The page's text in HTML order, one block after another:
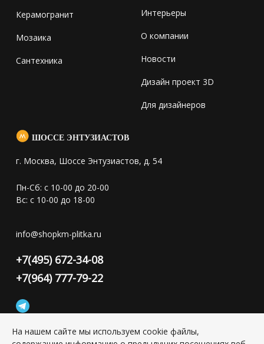
Керамогранит
Мозаика
Сантехника
Интерьеры
О компании
Новости
Дизайн проект 3D
Для дизайнеров
ШОССЕ ЭНТУЗИАСТОВ
г. Москва, Шоссе Энтузиастов, д. 54
Пн-Сб: с 10-00 до 20-00
Вс: с 10-00 до 18-00
info@shopkm-plitka.ru
+7(495) 672-34-08
+7(964) 777-79-22
На нашем сайте мы используем cookie файлы,